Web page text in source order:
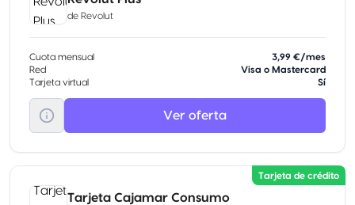
de Revolut
Cuota mensual
3,99 €/mes
Red
Visa o Mastercard
Tarjeta virtual
Sí
Ver oferta
Tarjeta de crédito
Tarjeta Cajamar Consumo